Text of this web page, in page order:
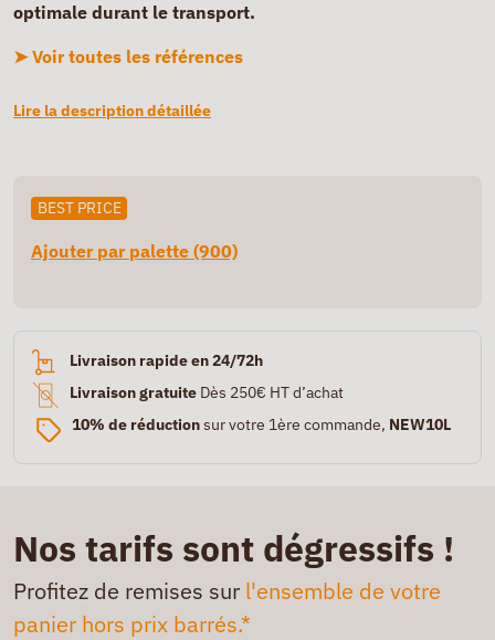
optimale durant le transport.
➤ Voir toutes les références
Lire la description détaillée
BEST PRICE
Ajouter par palette (900)
Livraison rapide en 24/72h
Livraison gratuite Dès 250€ HT d’achat
10% de réductionsur votre 1ère commande, NEW10L
Nos tarifs sont dégressifs !
Profitez de remises sur l'ensemble de votre
panier hors prix barrés.*